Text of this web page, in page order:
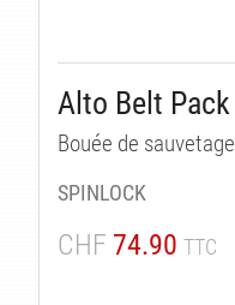
Alto Belt Pack
Bouée de sauvetage
SPINLOCK
CHF 74.90 TTC